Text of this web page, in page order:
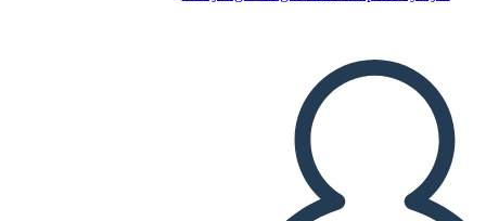
Vaizdų Šablono Užsakymas
Nukopijuokite šią siužetinę lentą
SUKURTI SIUŽETINĘ LENTĄ